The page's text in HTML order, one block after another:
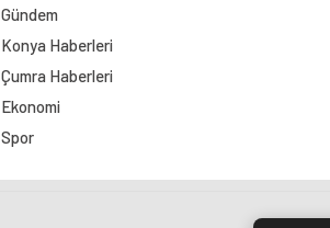
Gündem
Konya Haberleri
Çumra Haberleri
Ekonomi
Spor